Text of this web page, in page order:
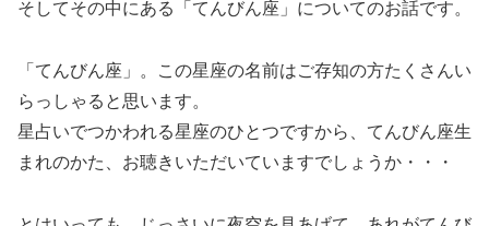
そしてその中にある「てんびん座」についてのお話です。
「てんびん座」。この星座の名前はご存知の方たくさんい
らっしゃると思います。
星占いでつかわれる星座のひとつですから、てんびん座生
まれのかた、お聴きいただいていますでしょうか・・・